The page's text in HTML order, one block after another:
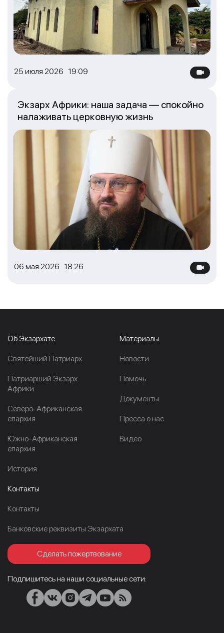
25 июля 2026 19:09
06 мая 2026 18:26
Экзарх Африки: наша задача — спокойно
налаживать церковную жизнь
Об Экзархате
Cвятейший Патриарх
Патриарший Экзарх
Африки
Северо-Африканская
епархия
Южно-Африканская
епархия
История
Материалы
Новости
Помочь
Документы
Пресса о нас
Видео
Контакты
Контакты
Банковские реквизиты Экзархата
Сделать пожертвование
Подпишитесь на наши социальные сети: